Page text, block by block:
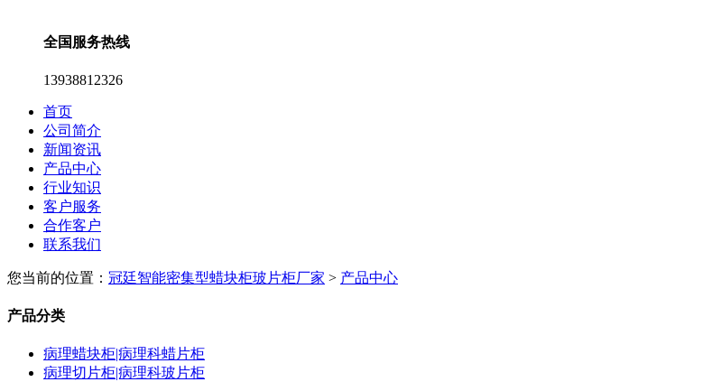
全国服务热线
13938812326
首页
公司简介
新闻资讯
产品中心
行业知识
客户服务
合作客户
联系我们
您当前的位置： 冠廷智能密集型蜡块柜玻片柜厂家 > 产品中心
产品分类
病理蜡块柜|病理科蜡片柜
病理切片柜|病理科玻片柜